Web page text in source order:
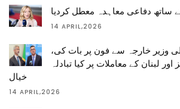
ساتھ دفاعی معاہدہ معطل کردیا
14 APRIL,2026
وزیر خارجہ سے فون پر بات کی،
اور لبنان کے معاملات پر کیا تبادلہ
خیال
14 APRIL,2026